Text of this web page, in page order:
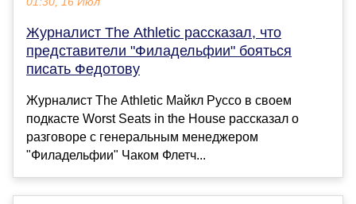
Журналист The Athletic рассказал, что
представители "Филадельфии" бояться
писать Федотову
Журналист The Athletic Майкл Руссо в своем
подкасте Worst Seats in the House рассказал о
разговоре с генеральным менеджером
"Филадельфии" Чаком Флетч...